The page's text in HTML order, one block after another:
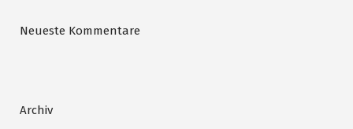
Neueste Kommentare
Archiv